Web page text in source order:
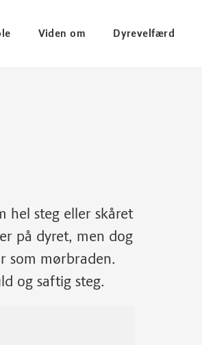
Viden om Dyrevelfærd
hel steg eller skåret
på dyret, men dog
som mørbraden.
og saftig steg.